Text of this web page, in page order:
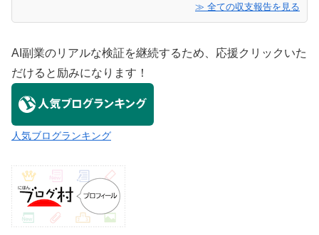
≫ 全ての収支報告を見る
AI副業のリアルな検証を継続するため、応援クリックいた
だけると励みになります！
人気ブログランキング